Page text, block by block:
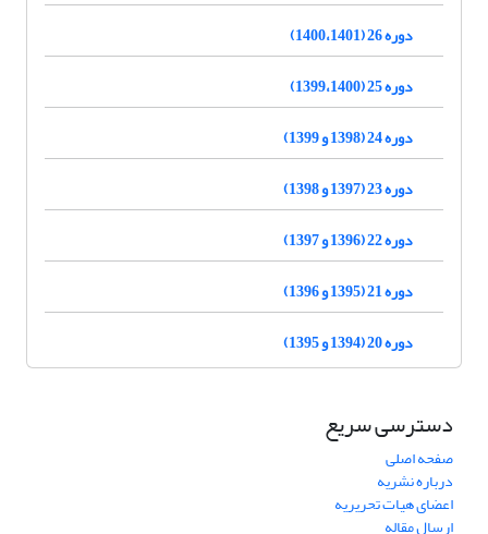
دوره 26 (1400،1401)
دوره 25 (1399،1400)
دوره 24 (1398 و 1399)
دوره 23 (1397 و 1398)
دوره 22 (1396 و 1397)
دوره 21 (1395 و 1396)
دوره 20 (1394 و 1395)
دسترسی سریع
صفحه اصلی
درباره نشریه
اعضای هیات تحریریه
ارسال مقاله